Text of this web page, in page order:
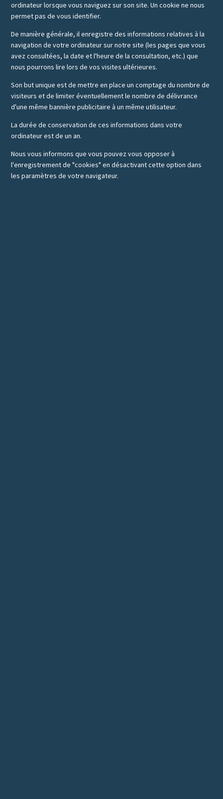
ordinateur lorsque vous naviguez sur son site. Un cookie ne nous
permet pas de vous identifier.
De manière générale, il enregistre des informations relatives à la
navigation de votre ordinateur sur notre site (les pages que vous
avez consultées, la date et l'heure de la consultation, etc.) que
nous pourrons lire lors de vos visites ultérieures.
Son but unique est de mettre en place un comptage du nombre de
visiteurs et de limiter éventuellement le nombre de délivrance
d'une même bannière publicitaire à un même utilisateur.
La durée de conservation de ces informations dans votre
ordinateur est de un an.
Nous vous informons que vous pouvez vous opposer à
l'enregistrement de "cookies" en désactivant cette option dans
les paramètres de votre navigateur.